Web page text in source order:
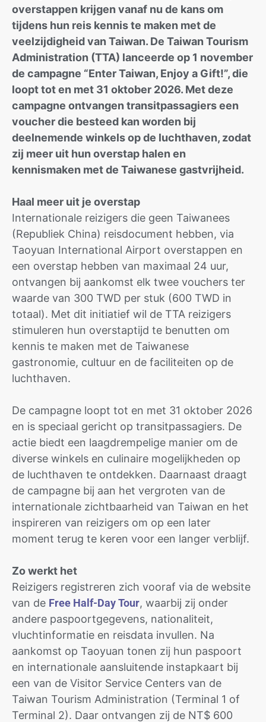
overstappen krijgen vanaf nu de kans om
tijdens hun reis kennis te maken met de
veelzijdigheid van Taiwan. De Taiwan Tourism
Administration (TTA) lanceerde op 1 november
de campagne “Enter Taiwan, Enjoy a Gift!”, die
loopt tot en met 31 oktober 2026. Met deze
campagne ontvangen transitpassagiers een
voucher die besteed kan worden bij
deelnemende winkels op de luchthaven, zodat
zij meer uit hun overstap halen en
kennismaken met de Taiwanese gastvrijheid.
Haal meer uit je overstap
Internationale reizigers die geen Taiwanees
(Republiek China) reisdocument hebben, via
Taoyuan International Airport overstappen en
een overstap hebben van maximaal 24 uur,
ontvangen bij aankomst elk twee vouchers ter
waarde van 300 TWD per stuk (600 TWD in
totaal). Met dit initiatief wil de TTA reizigers
stimuleren hun overstaptijd te benutten om
kennis te maken met de Taiwanese
gastronomie, cultuur en de faciliteiten op de
luchthaven.
De campagne loopt tot en met 31 oktober 2026
en is speciaal gericht op transitpassagiers. De
actie biedt een laagdrempelige manier om de
diverse winkels en culinaire mogelijkheden op
de luchthaven te ontdekken. Daarnaast draagt
de campagne bij aan het vergroten van de
internationale zichtbaarheid van Taiwan en het
inspireren van reizigers om op een later
moment terug te keren voor een langer verblijf.
Zo werkt het
Reizigers registreren zich vooraf via de website
van de Free Half-Day Tour, waarbij zij onder
andere paspoortgegevens, nationaliteit,
vluchtinformatie en reisdata invullen. Na
aankomst op Taoyuan tonen zij hun paspoort
en internationale aansluitende instapkaart bij
een van de Visitor Service Centers van de
Taiwan Tourism Administration (Terminal 1 of
Terminal 2). Daar ontvangen zij de NT$ 600